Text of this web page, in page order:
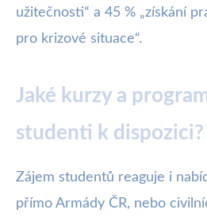
užitečnosti“ a 45 % „získání
pro krizové situace“.
Jaké kurzy a
studenti k dispozici?
Zájem studentů reaguje i
přímo Armády ČR, nebo